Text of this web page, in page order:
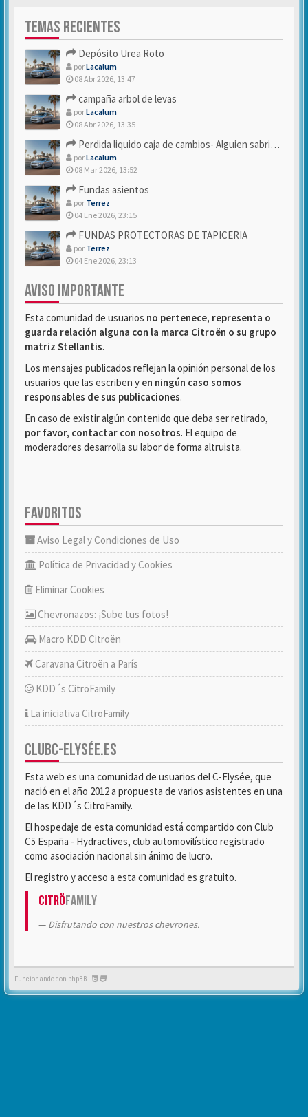
TEMAS RECIENTES
Depósito Urea Roto
porLacalum
08 Abr 2026, 13:47
campaña arbol de levas
porLacalum
08 Abr 2026, 13:35
Perdida liquido caja de cambios- Alguien sabria decirme
porLacalum
08 Mar 2026, 13:52
Fundas asientos
por Terrez
04 Ene 2026, 23:15
FUNDAS PROTECTORAS DE TAPICERIA
por Terrez
04 Ene 2026, 23:13
AVISO IMPORTANTE
Esta comunidad de usuarios no pertenece, representa o
guarda relación alguna con la marca Citroën o su grupo
matriz Stellantis.
Los mensajes publicados reflejan la opinión personal de los
usuarios que las escriben y en ningún caso somos
responsables de sus publicaciones.
En caso de existir algún contenido que deba ser retirado,
por favor, contactar con nosotros. El equipo de
moderadores desarrolla su labor de forma altruista.
FAVORITOS
Aviso Legal y Condiciones de Uso
Política de Privacidad y Cookies
Eliminar Cookies
Chevronazos: ¡Sube tus fotos!
Macro KDD Citroën
Caravana Citroën a París
KDD´s CitröFamily
La iniciativa CitröFamily
CLUBC-ELYSÉE.ES
Esta web es una comunidad de usuarios del C-Elysée, que
nació en el año 2012 a propuesta de varios asistentes en una
de las KDD´s CitroFamily.
El hospedaje de esta comunidad está compartido con Club
C5 España - Hydractives, club automovilístico registrado
como asociación nacional sin ánimo de lucro.
El registro y acceso a esta comunidad es gratuito.
CitröFamily
Disfrutando con nuestros chevrones.
Funcionando con phpBB -